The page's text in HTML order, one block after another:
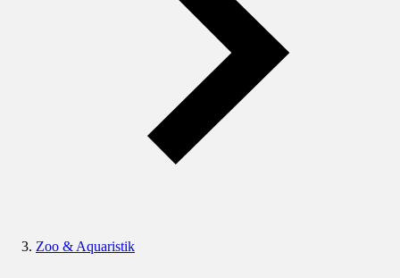
Zoo & Aquaristik